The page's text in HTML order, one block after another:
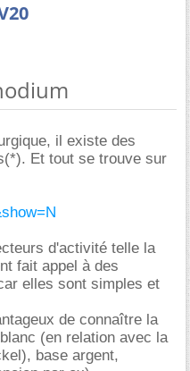
il existe des
Et tout se trouve sur
d'activité telle la
fait appel à des
elles sont simples et
de connaître la
(en relation avec la
base argent,